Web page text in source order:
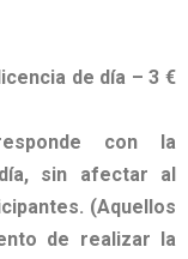
de día – 3 €
con la
sin afectar al
(Aquellos
de realizar la